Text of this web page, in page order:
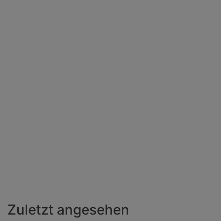
Zuletzt angesehen